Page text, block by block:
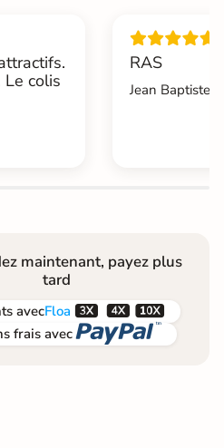
Le colis
RAS
Jean
maintenant, payez plus
tard
avecFloa  
frais avec